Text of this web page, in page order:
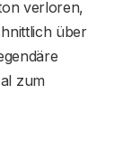
verloren,
über
zum